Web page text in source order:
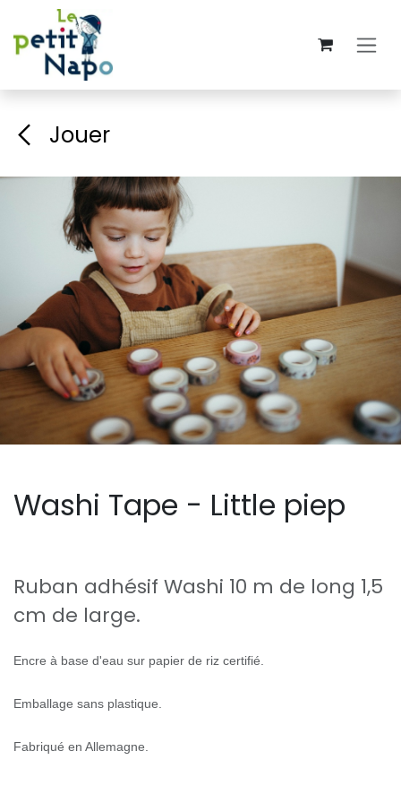
Overslaan naar inhoud
Jouer
Washi Tape - Little piep
Ruban adhésif Washi 10 m de long 1,5
cm de large.
Encre à base d'eau sur papier de riz certifié.
Emballage sans plastique.
Fabriqué en Allemagne.